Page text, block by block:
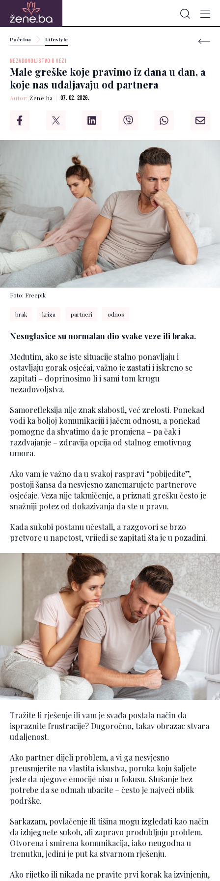
Početna Lifestyle
NEZADOVOLJSTVO U VEZI
Male greške koje pravimo iz dana u dan, a
koje nas udaljavaju od partnera
Autor:Žene.ba 07. 02. 2026.
Foto: Freepik
brak kriza partneri odnos
Nesuglasice su normalan dio svake veze ili braka.
Međutim, ako se iste situacije stalno ponavljaju i
ostavljaju gorak osjećaj, važno je zastati i iskreno se
zapitati – doprinosimo li i sami tom krugu
nezadovoljstva.
Samorefleksija nije znak slabosti, već zrelosti. Ponekad
vodi ka boljoj komunikaciji i jačem odnosu, a ponekad
pomogne da shvatimo da je promjena – pa čak i
razdvajanje – zdravija opcija od stalnog emotivnog
umora.
Ako vam je važno da u svakoj raspravi “pobijedite”,
postoji šansa da nesvjesno zanemarujete partnerove
osjećaje. Veza nije takmičenje, a priznati grešku često je
snažniji potez od dokazivanja da ste u pravu.
Kada sukobi postanu učestali, a razgovori se brzo
pretvore u napetost, vrijedi se zapitati šta je u pozadini.
Tražite li rješenje ili vam je svađa postala način da
ispraznite frustracije? Dugoročno, takav obrazac stvara
udaljenost.
Ako partner dijeli problem, a vi ga nesvjesno
preusmjerite na vlastita iskustva, poruka koju šaljete
jeste da njegove emocije nisu u fokusu. Slušanje bez
potrebe da se odmah ubacite – često je najveći oblik
podrške.
Sarkazam, povlačenje ili tišina mogu izgledati kao način
da izbjegnete sukob, ali zapravo produbljuju problem.
Otvorena i smirena komunikacija, iako neugodna u
trenutku, jedini je put ka stvarnom rješenju.
Ako rijetko ili nikada ne pravite prvi korak ka izvinjenju,